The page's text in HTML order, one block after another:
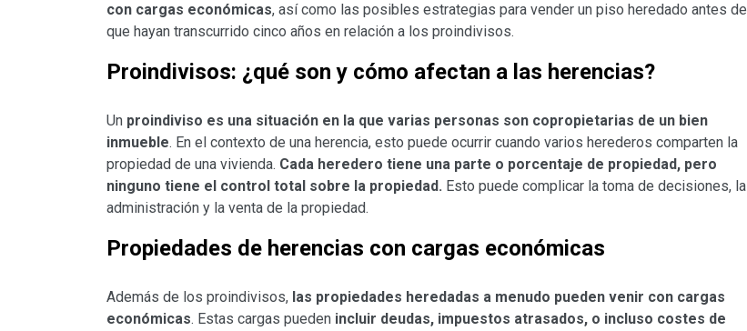
con cargas económicas, así como las posibles estrategias para vender un piso heredado antes de
que hayan transcurrido cinco años en relación a los proindivisos.
Proindivisos: ¿qué son y cómo afectan a las herencias?
Un proindiviso es una situación en la que varias personas son copropietarias de un bien
inmueble. En el contexto de una herencia, esto puede ocurrir cuando varios herederos comparten la
propiedad de una vivienda. Cada heredero tiene una parte o porcentaje de propiedad, pero
ninguno tiene el control total sobre la propiedad. Esto puede complicar la toma de decisiones, la
administración y la venta de la propiedad.
Propiedades de herencias con cargas económicas
Además de los proindivisos, las propiedades heredadas a menudo pueden venir con cargas
económicas. Estas cargas pueden incluir deudas, impuestos atrasados, o incluso costes de